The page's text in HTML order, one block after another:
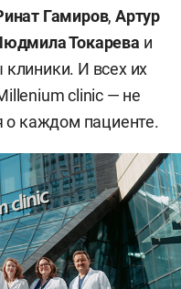
Гамиров,Артур
Токарева и
И всех их
clinic — не
о каждом пациенте.